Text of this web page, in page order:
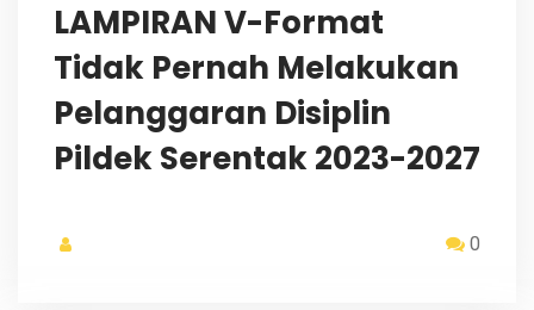
LAMPIRAN V-Format
Tidak Pernah Melakukan
Pelanggaran Disiplin
Pildek Serentak 2023-2027
0